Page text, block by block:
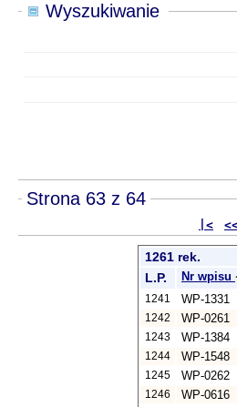
Wyszukiwanie
Strona 63 z 64
|<
1261 rek.
L.P.
Nr wpisu
1241 WP-1331
1242 WP-0261
1243 WP-1384
1244 WP-1548
1245 WP-0262
1246 WP-0616